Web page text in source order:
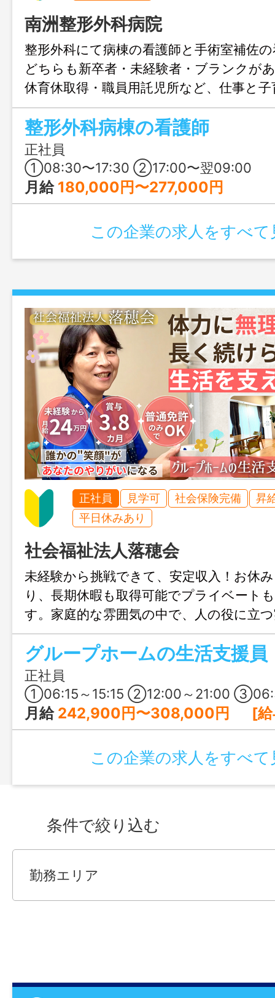
南洲整形外科病院
整形外科にて病棟の看護師と手術室補佐
どちらも新卒者・未経験者・ブランクが
休育休取得・職員用託児所など、仕事と
るよう、スタッフをサポートしておりま
ターン者も大歓迎！自然たっぷりで過ご
ちき串木野市で、仕事もプライベートも
せんか？
整形外科病棟の看護師
正社員
①08:30〜17:30 ②17:00〜翌09:00
月給 180,000円〜277,000円
この企業の求人をすべて
正社員 見学可 社会保険完備
昇
平日休みあり
社会福祉法人落穂会
未経験から挑戦できて、安定収入！お休
り、長期休暇も取得可能でプライベート
す。家庭的な雰囲気の中で、人の役に立
ら、安心して長く働ける職場ですよ！
グループホームの生活支援員
正社員
①06:15～15:15 ②12:00～21:00 ③06:30～09:30、16:30～20:30（断続勤務） ④21:00～
月給 242,900円〜308,000円 [給与の内訳] 基本給：164,900円～230,000円 処遇改善手当：60,000円 変則勤務手当
この企業の求人をすべて
条件で絞り込む
勤務エリア